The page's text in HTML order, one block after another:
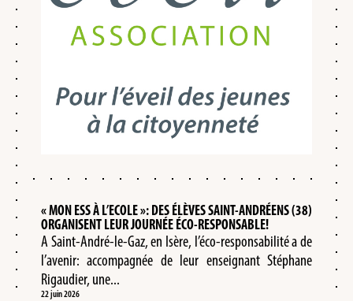
« MON ESS À L’ECOLE »: DES ÉLÈVES SAINT-ANDRÉENS (38)
ORGANISENT LEUR JOURNÉE ÉCO-RESPONSABLE!
A Saint-André-le-Gaz, en Isère, l’éco-responsabilité a de
l’avenir: accompagnée de leur enseignant Stéphane
Rigaudier, une...
22 juin 2026